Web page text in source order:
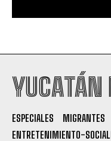
YUCATÁN
ESPECIALES MIGRANTES
ENTRETENIMIENTO-